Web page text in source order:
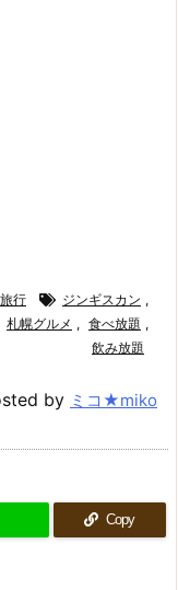
行 ジンギスカン ,
札幌グルメ , 食べ放題 ,
飲み放題
by ミコ★miko
Copy